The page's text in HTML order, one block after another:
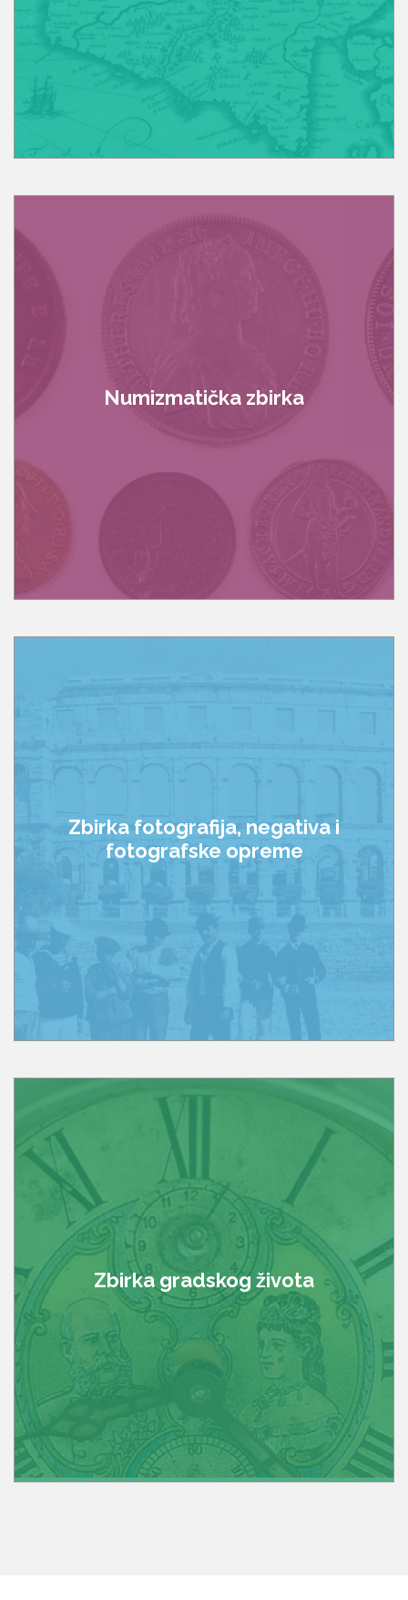
Numizmatička zbirka
Zbirka fotografija, negativa i
fotografske opreme
Zbirka gradskog života